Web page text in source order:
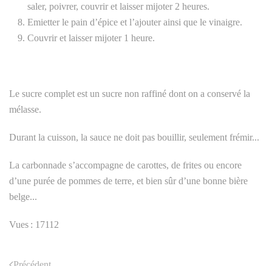
saler, poivrer, couvrir et laisser mijoter 2 heures.
Emietter le pain d’épice et l’ajouter ainsi que le vinaigre.
Couvrir et laisser mijoter 1 heure.
Le sucre complet est un sucre non raffiné dont on a conservé la
mélasse.
Durant la cuisson, la sauce ne doit pas bouillir, seulement frémir...
La carbonnade s’accompagne de carottes, de frites ou encore
d’une purée de pommes de terre, et bien sûr d’une bonne bière
belge...
Vues : 17112